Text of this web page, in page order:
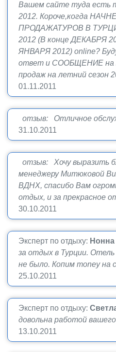
Вашем сайте туда есть
2012. Короче,когда
ПРОДАЖАТУРОВ В
2012 (В конце ДЕКАБРЯ
ЯНВАРЯ 2012) online?
ответ и СООБЩЕНИЕ на
продаж на летний сезон
01.11.2011
отзыв: Отличное
31.10.2011
отзыв: Хочу выразить
менеджеру Митюковой
ВДНХ, спасибо Вам
отдых, и за прекрасное
30.10.2011
Эксперт по отдыху: Нонна
за отдых в Турции.
не было. Копим money на
25.10.2011
Эксперт по отдыху:
довольна работой
13.10.2011